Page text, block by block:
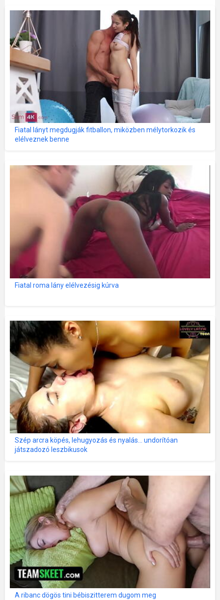
Fiatal lányt megdugják fitballon, miközben mélytorkozik és
elélveznek benne
Fiatal roma lány elélvezésig kúrva
Szép arcra köpés, lehugyozás és nyalás... undorítóan
játszadozó leszbikusok
A ribanc dögös tini bébiszitterem dugom meg